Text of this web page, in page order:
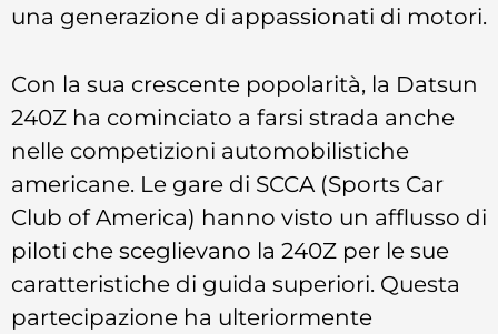
una generazione di appassionati di motori.
Con la sua crescente popolarità, la Datsun
240Z ha cominciato a farsi strada anche
nelle competizioni automobilistiche
americane. Le gare di SCCA (Sports Car
Club of America) hanno visto un afflusso di
piloti che sceglievano la 240Z per le sue
caratteristiche di guida superiori. Questa
partecipazione ha ulteriormente